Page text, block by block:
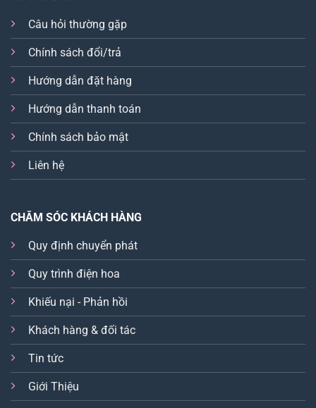
Câu hỏi thường gặp
Chính sách đổi/trả
Hướng dẫn đặt hàng
Hướng dẫn thanh toán
Chính sách bảo mật
Liên hệ
CHĂM SÓC KHÁCH HÀNG
Quy định chuyển phát
Quy trình điện hoa
Khiếu nại - Phản hồi
Khách hàng & đối tác
Tin tức
Giới Thiệu